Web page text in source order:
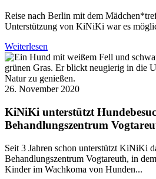
Reise nach Berlin mit dem
Unterstützung von KiNiKi war es
Weiterlesen
26. November 2020
KiNiKi unterstützt
Behandlungszentrum
Seit 3 Jahren schon unterstützt KiNiKi
Behandlungszentrum Vogtareuth, in
Kinder im Wachkoma von Hunden...